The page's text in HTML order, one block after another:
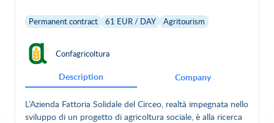
Permanent contract 61 EUR / DAY Agritourism
Confagricoltura
Description Company
L’Azienda Fattoria Solidale del Circeo, realtà impegnata nello
sviluppo di un progetto di agricoltura sociale, è alla ricerca